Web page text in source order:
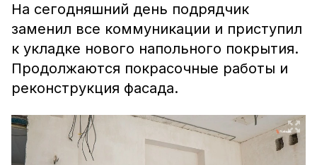
На сегодняшний день подрядчик
заменил все коммуникации и приступил
к укладке нового напольного покрытия.
Продолжаются покрасочные работы и
реконструкция фасада.